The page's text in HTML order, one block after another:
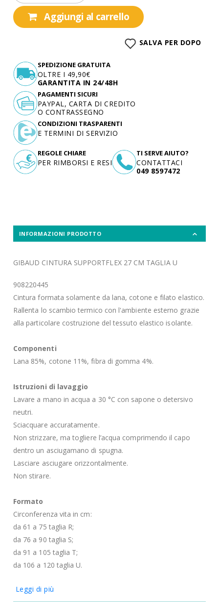
Aggiungi al carrello
SALVA PER DOPO
SPEDIZIONE GRATUITA
OLTRE I 49,90€
GARANTITA IN 24/48H
TI SERVE AIUTO?
CONTATTACI
049 8597472
PAGAMENTI SICURI
PAYPAL, CARTA DI CREDITO
O CONTRASSEGNO
CONDIZIONI TRASPARENTI
E TERMINI DI SERVIZIO
REGOLE CHIARE
PER RIMBORSI E RESI
INFORMAZIONI PRODOTTO
GIBAUD CINTURA SUPPORTFLEX 27 CM TAGLIA U
908220445
Cintura formata solamente da lana, cotone e filato elastico.
Rallenta lo scambio termico con l'ambiente esterno grazie
alla particolare costruzione del tessuto elastico isolante.
Componenti
Lana 85%, cotone 11%, fibra di gomma 4%.
Istruzioni di lavaggio
Lavare a mano in acqua a 30 °C con sapone o detersivo
neutri.
Sciacquare accuratamente.
Non strizzare, ma togliere l’acqua comprimendo il capo
dentro un asciugamano di spugna.
Lasciare asciugare orizzontalmente.
Non stirare.
Formato
Circonferenza vita in cm:
da 61 a 75 taglia R;
da 76 a 90 taglia S;
da 91 a 105 taglia T;
da 106 a 120 taglia U.
Leggi di più